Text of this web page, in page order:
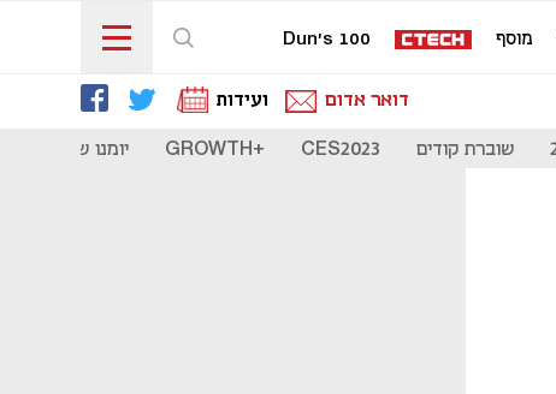
מוסף Dun's 100
דואר אדום ועידות
שוברת קודים CES2023
+GROWTH יומנו של